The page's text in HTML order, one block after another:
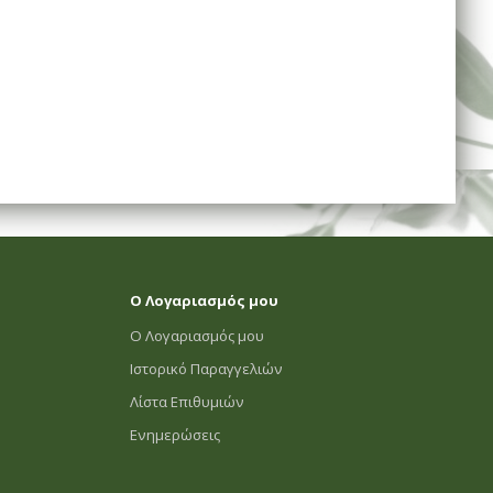
Ο Λογαριασμός μου
Ο Λογαριασμός μου
Ιστορικό Παραγγελιών
Λίστα Επιθυμιών
Ενημερώσεις